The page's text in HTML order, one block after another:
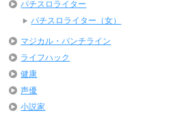
パチスロライター
パチスロライター（女）
マジカル・パンチライン
ライフハック
健康
声優
小説家